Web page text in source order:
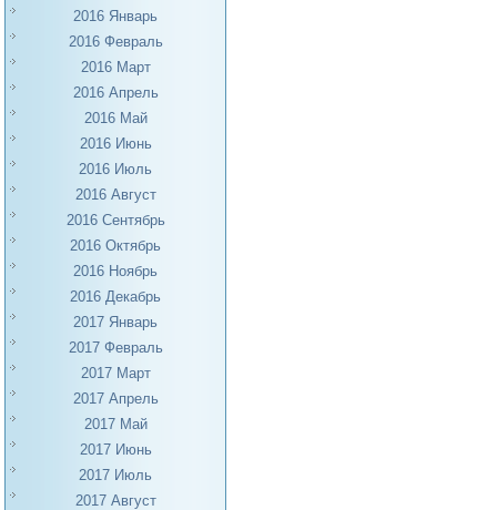
2016 Январь
2016 Февраль
2016 Март
2016 Апрель
2016 Май
2016 Июнь
2016 Июль
2016 Август
2016 Сентябрь
2016 Октябрь
2016 Ноябрь
2016 Декабрь
2017 Январь
2017 Февраль
2017 Март
2017 Апрель
2017 Май
2017 Июнь
2017 Июль
2017 Август